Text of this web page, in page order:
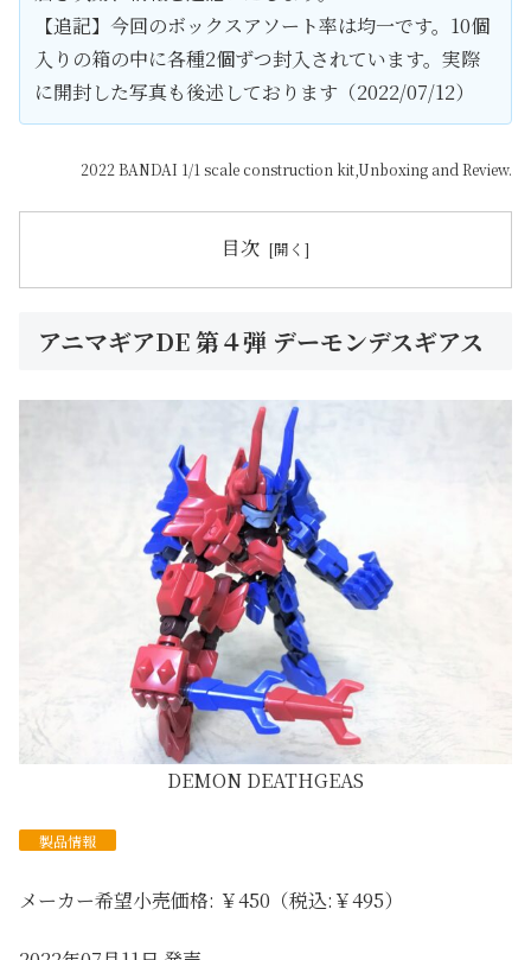
【追記】今回のボックスアソート率は均一です。10個
入りの箱の中に各種2個ずつ封入されています。実際
に開封した写真も後述しております（2022/07/12）
2022 BANDAI 1/1 scale construction kit,Unboxing and Review.
目次
アニマギアDE 第４弾 デーモンデスギアス
DEMON DEATHGEAS
製品情報
メーカー希望小売価格: ￥450（税込:￥495）